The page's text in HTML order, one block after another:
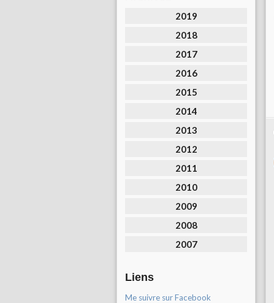
2019
2018
2017
2016
2015
2014
2013
2012
2011
2010
2009
2008
2007
Liens
Me suivre sur Facebook